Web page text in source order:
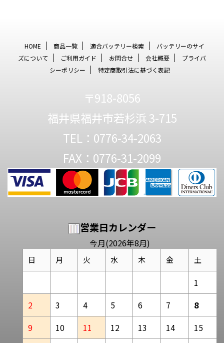
HOME 商品一覧 適合バッテリー検索
バッテリーのサイ
ズについて
ご利用ガイド お問合せ 会社概要
プライバ
シーポリシー
特定商取引法に基づく表記
〒918-8056
福井県福井市若杉浜 3-715
TEL：0776-34-2063
FAX：0776-31-2099
営業日カレンダー
今月(2026年8月)
日 月 火 水 木 金 土
1
2
3 4 5 6 7
8
9
10 11 12 13 14
15